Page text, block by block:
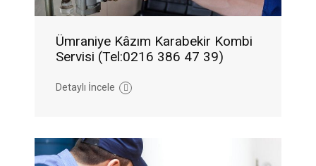
Ümraniye Kâzım Karabekir Kombi
Servisi (Tel:0216 386 47 39)
Detaylı İncele